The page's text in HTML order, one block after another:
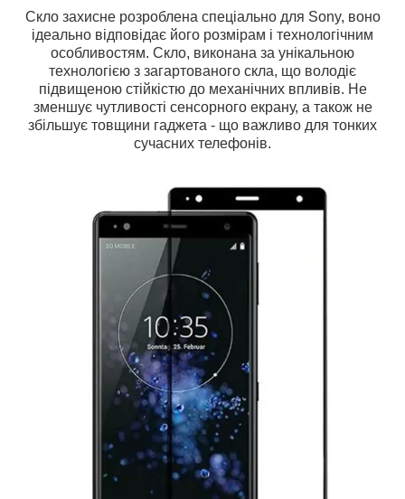
Скло захисне розроблена спеціально для Sony, воно
ідеально відповідає його розмірам і технологічним
особливостям. Скло, виконана за унікальною
технологією з загартованого скла, що володіє
підвищеною стійкістю до механічних впливів. Не
зменшує чутливості сенсорного екрану, а також не
збільшує товщини гаджета - що важливо для тонких
сучасних телефонів.